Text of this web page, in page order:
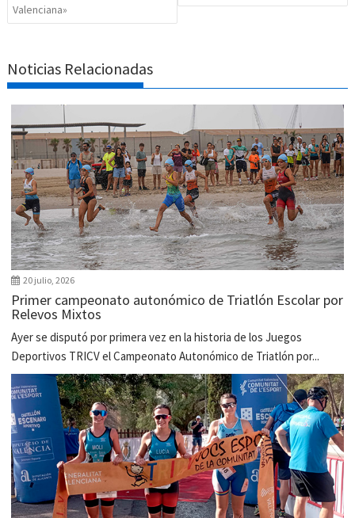
Valenciana»
Noticias Relacionadas
20 julio, 2026
Primer campeonato autonómico de Triatlón Escolar por
Relevos Mixtos
Ayer se disputó por primera vez en la historia de los Juegos
Deportivos TRICV el Campeonato Autonómico de Triatlón por...